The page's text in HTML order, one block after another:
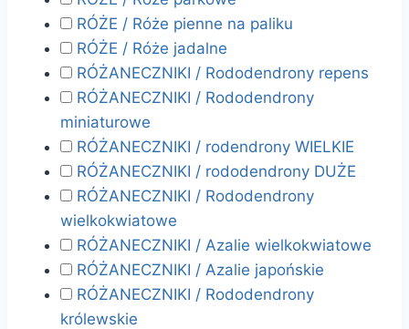
RÓŻE / Róże pienne na paliku
RÓŻE / Róże jadalne
RÓŻANECZNIKI / Rododendrony repens
RÓŻANECZNIKI / Rododendrony
miniaturowe
RÓŻANECZNIKI / rodendrony WIELKIE
RÓŻANECZNIKI / rododendrony DUŻE
RÓŻANECZNIKI / Rododendrony
wielkokwiatowe
RÓŻANECZNIKI / Azalie wielkokwiatowe
RÓŻANECZNIKI / Azalie japońskie
RÓŻANECZNIKI / Rododendrony
królewskie